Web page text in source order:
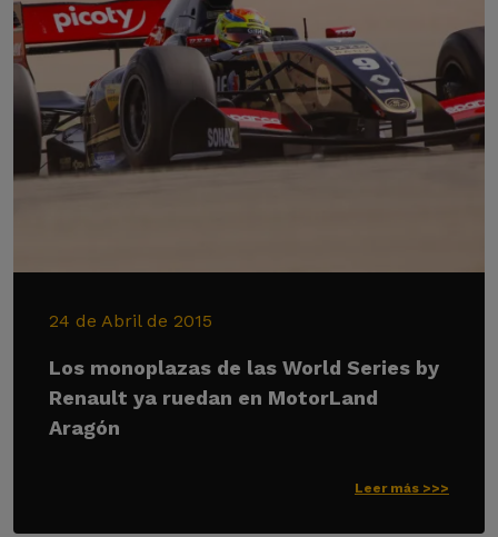
24 de Abril de 2015
Los monoplazas de las World Series by
Renault ya ruedan en MotorLand
Aragón
Leer más >>>